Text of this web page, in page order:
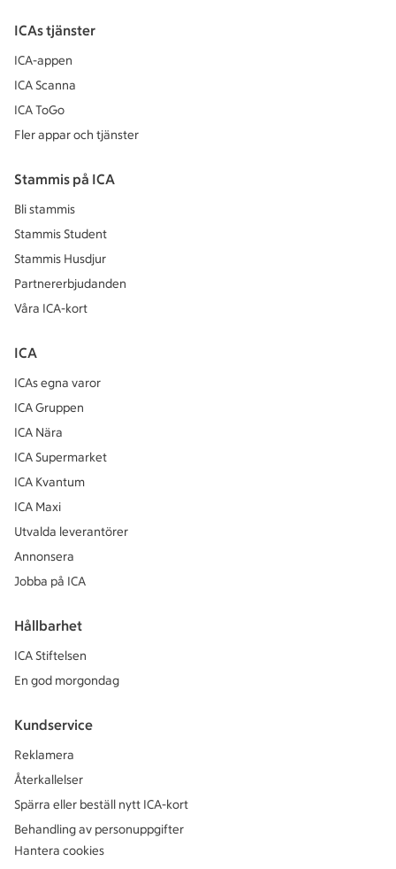
ICAs tjänster
ICA-appen
ICA Scanna
ICA ToGo
Fler appar och tjänster
Stammis på ICA
Bli stammis
Stammis Student
Stammis Husdjur
Partnererbjudanden
Våra ICA-kort
ICA
ICAs egna varor
ICA Gruppen
ICA Nära
ICA Supermarket
ICA Kvantum
ICA Maxi
Utvalda leverantörer
Annonsera
Jobba på ICA
Hållbarhet
ICA Stiftelsen
En god morgondag
Kundservice
Reklamera
Återkallelser
Spärra eller beställ nytt ICA-kort
Behandling av personuppgifter
Hantera cookies